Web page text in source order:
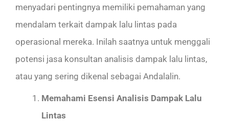
menyadari pentingnya memiliki pemahaman yang
mendalam terkait dampak lalu lintas pada
operasional mereka. Inilah saatnya untuk menggali
potensi jasa konsultan analisis dampak lalu lintas,
atau yang sering dikenal sebagai Andalalin.
Memahami Esensi Analisis Dampak Lalu
Lintas